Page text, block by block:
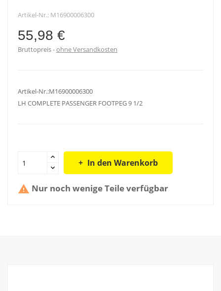
Artikel-Nr.: M16900006300
55,98 €
Bruttopreis ohne Versandkosten
Artikel-Nr.:M16900006300
LH COMPLETE PASSENGER FOOTPEG 9 1/2
In den Warenkorb
 Nur noch wenige Teile verfügbar